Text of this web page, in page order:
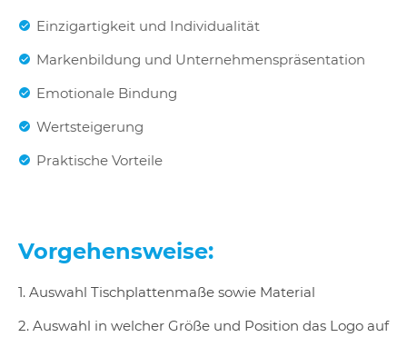
Einzigartigkeit und Individualität
Markenbildung und Unternehmenspräsentation
Emotionale Bindung
Wertsteigerung
Praktische Vorteile
Vorgehensweise:
1. Auswahl Tischplattenmaße sowie Material
2. Auswahl in welcher Größe und Position das Logo auf